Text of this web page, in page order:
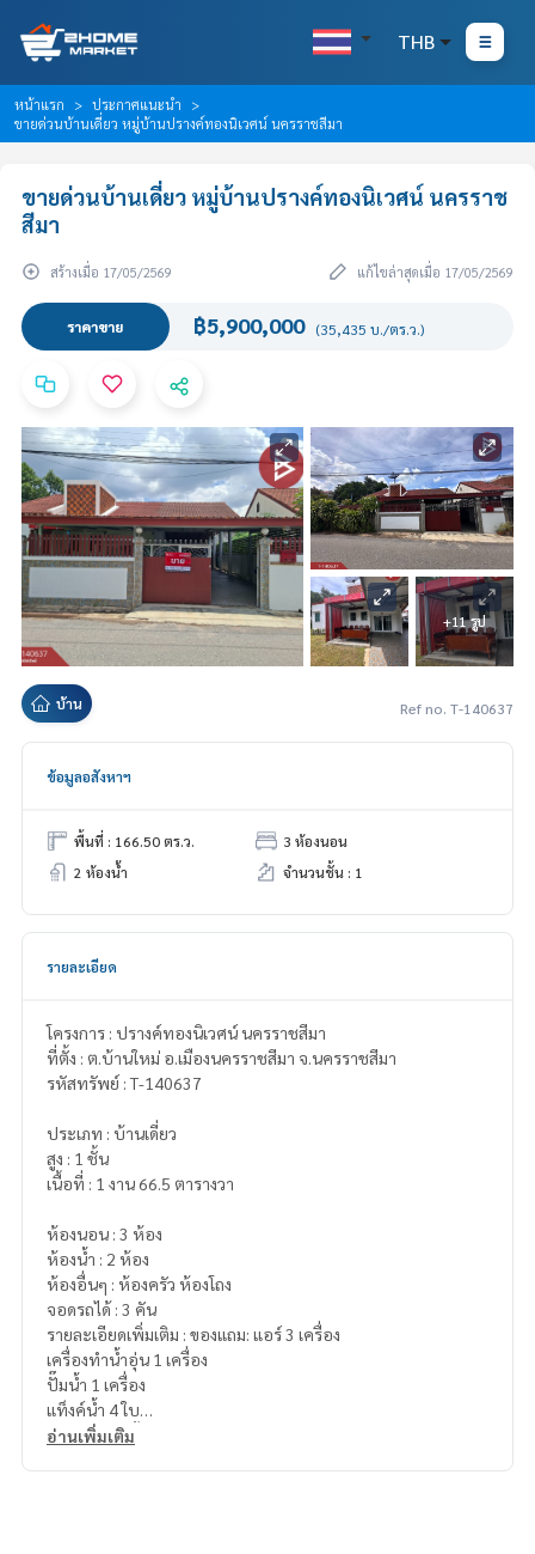
THB
หน้าแรก
ประกาศแนะนำ
ขายด่วนบ้านเดี่ยว หมู่บ้านปรางค์ทองนิเวศน์ นครราชสีมา
ขายด่วนบ้านเดี่ยว หมู่บ้านปรางค์ทองนิเวศน์ นครราช
สีมา
สร้างเมื่อ 17/05/2569 แก้ไขล่าสุดเมื่อ 17/05/2569
ราคาขาย ฿5,900,000 (35,435 บ./ตร.ว.)
+11 รูป
บ้าน Ref no. T-140637
ข้อมูลอสังหาฯ
พื้นที่ : 166.50 ตร.ว.
3 ห้องนอน
2 ห้องน้ำ
จำนวนชั้น : 1
รายละเอียด
โครงการ : ปรางค์ทองนิเวศน์ นครราชสีมา
ที่ตั้ง : ต.บ้านใหม่ อ.เมืองนครราชสีมา จ.นครราชสีมา
รหัสทรัพย์ : T-140637
ประเภท : บ้านเดี่ยว
สูง : 1 ชั้น
เนื้อที่ : 1 งาน 66.5 ตารางวา
ห้องนอน : 3 ห้อง
ห้องน้ำ : 2 ห้อง
ห้องอื่นๆ : ห้องครัว ห้องโถง
จอดรถได้ : 3 คัน
รายละเอียดเพิ่มเติม : ของแถม: แอร์ 3 เครื่อง
เครื่องทำน้ำอุ่น 1 เครื่อง
ปั๊มน้ำ 1 เครื่อง
แท็งค์น้ำ 4 ใบ
เตียงนอน ตู้เสื้อผ้า
อ่านเพิ่มเติม